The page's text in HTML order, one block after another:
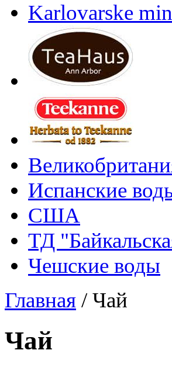
Karlovarske
Испанские
США
ТД
Чешские воды
Главная /Чай
Чай